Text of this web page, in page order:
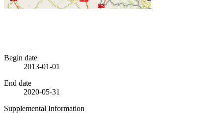
Begin date
2013-01-01
End date
2020-05-31
Supplemental Information